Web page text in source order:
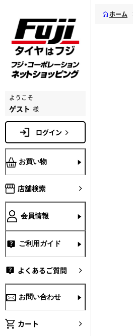
ようこそ
ゲスト 様
ログイン
お買い物
店舗検索
会員情報
ご利用ガイド
よくあるご質問
お問い合わせ
カート
ホーム